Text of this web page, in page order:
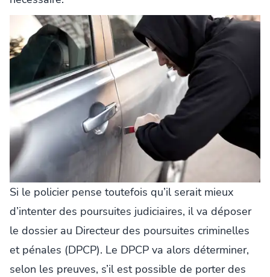
Si le policier pense toutefois qu’il serait mieux
d’intenter des poursuites judiciaires, il va déposer
le dossier au Directeur des poursuites criminelles
et pénales (DPCP). Le DPCP va alors déterminer,
selon les preuves, s’il est possible de porter des